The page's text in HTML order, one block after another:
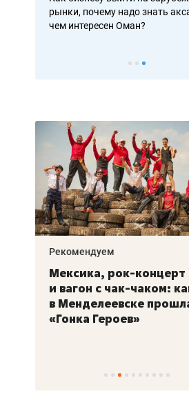
рынки, почему надо знать
чем интересен Оман?
Рекомендуем
Мексика, рок-концерт
и вагон с чак-чаком:
в Менделеевске
«Гонка Героев»